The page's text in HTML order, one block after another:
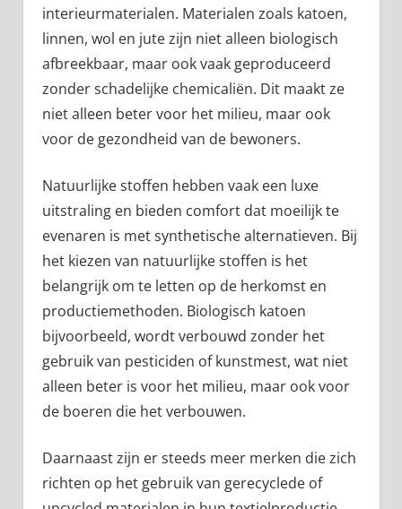
interieurmaterialen. Materialen zoals katoen,
linnen, wol en jute zijn niet alleen biologisch
afbreekbaar, maar ook vaak geproduceerd
zonder schadelijke chemicaliën. Dit maakt ze
niet alleen beter voor het milieu, maar ook
voor de gezondheid van de bewoners.
Natuurlijke stoffen hebben vaak een luxe
uitstraling en bieden comfort dat moeilijk te
evenaren is met synthetische alternatieven. Bij
het kiezen van natuurlijke stoffen is het
belangrijk om te letten op de herkomst en
productiemethoden. Biologisch katoen
bijvoorbeeld, wordt verbouwd zonder het
gebruik van pesticiden of kunstmest, wat niet
alleen beter is voor het milieu, maar ook voor
de boeren die het verbouwen.
Daarnaast zijn er steeds meer merken die zich
richten op het gebruik van gerecyclede of